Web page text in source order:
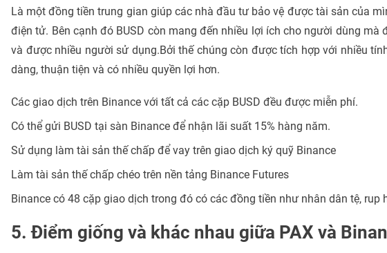
Là một đồng tiền trung gian giúp các nhà đầu tư bảo vệ được tài sản của
điện tử. Bên cạnh đó BUSD còn mang đến nhiều lợi ích cho người dùng
và được nhiều người sử dụng.Bởi thế chúng còn được tích hợp với nhiều
dàng, thuận tiện và có nhiều quyền lợi hơn.
Các giao dịch trên Binance với tất cả các cặp BUSD đều được miễn phí.
Có thể gửi BUSD tại sàn Binance để nhận lãi suất 15% hàng năm.
Sử dụng làm tài sản thế chấp để vay trên giao dịch ký quỹ Binance
Làm tài sản thế chấp chéo trên nền tảng Binance Futures
Binance có 48 cặp giao dịch trong đó có các đồng tiền như nhân dân tệ, rup
5. Điểm giống và khác nhau giữa PAX và